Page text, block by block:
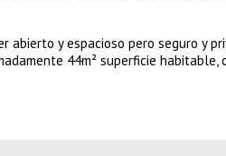
y espacioso pero seguro y
44m² superficie